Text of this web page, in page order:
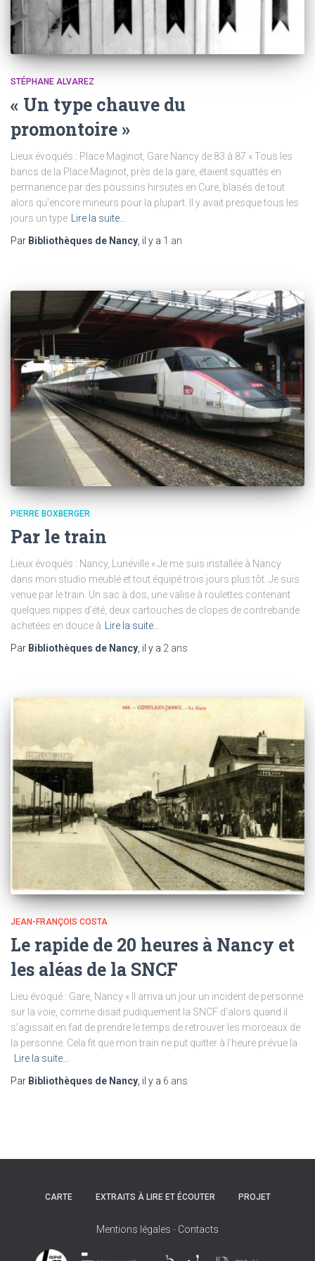
STÉPHANE ALVAREZ
« Un type chauve du
promontoire »
Lieux évoqués : Place Maginot, Gare Nancy de 83 à 87 « Tous les
bancs de la Place Maginot, près de la gare, étaient squattés en
permanence par des poussins hirsutes en Cure, blasés de tout
alors qu’encore mineurs pour la plupart. Il y avait presque tous les
jours un type
Lire la suite…
Par Bibliothèques de Nancy , il y a 1 an
PIERRE BOXBERGER
Par le train
Lieux évoqués : Nancy, Lunéville « Je me suis installée à Nancy
dans mon studio meublé et tout équipé trois jours plus tôt. Je suis
venue par le train. Un sac à dos, une valise à roulettes contenant
quelques nippes d’été, deux cartouches de clopes de contrebande
achetées en douce à Lire la suite…
Par Bibliothèques de Nancy, il y a 2 ans
JEAN-FRANÇOIS COSTA
Le rapide de 20 heures à Nancy et
les aléas de la SNCF
Lieu évoqué : Gare, Nancy « Il arriva un jour un incident de personne
sur la voie, comme disait pudiquement la SNCF d’alors quand il
s’agissait en fait de prendre le temps de retrouver les morceaux de
la personne. Cela fit que mon train ne put quitter à l’heure prévue la
Lire la suite…
Par Bibliothèques de Nancy , il y a 6 ans
CARTE EXTRAITS À LIRE ET ÉCOUTER PROJET
Mentions légales - Contacts